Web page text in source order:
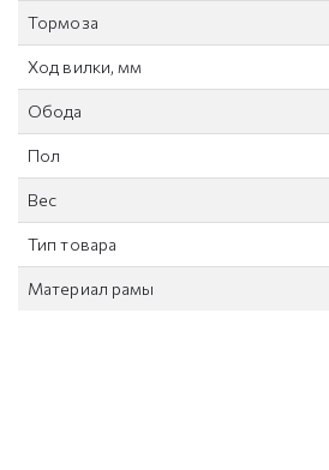
Тормоза
Ход вилки, мм
Обода
Пол
Вес
Тип товара
Материал рамы